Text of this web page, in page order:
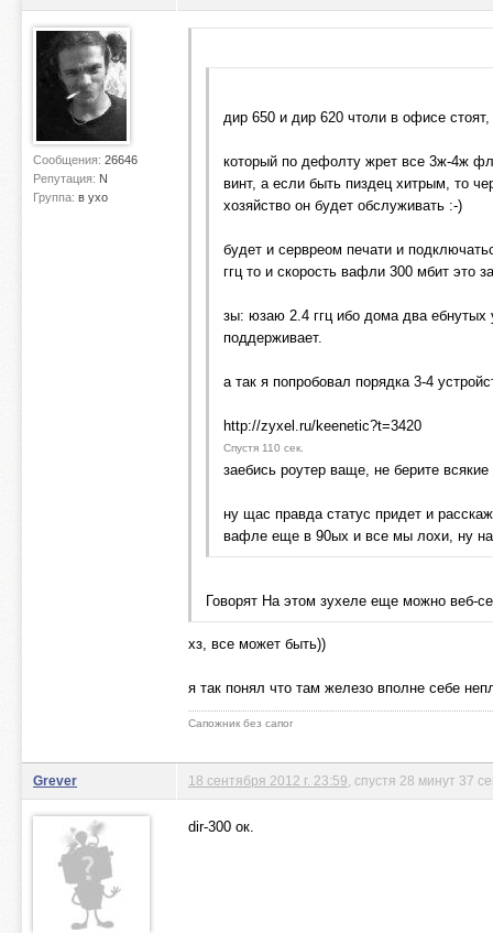
Сообщения: 26646
Репутация: N
Группа: в ухо
дир 650 и дир 620 чтоли в офисе
который по дефолту жрет все 3ж-4ж
винт, а если быть пиздец хитрым, то
хозяйство он будет обслуживать :-)
будет и сервреом печати и
ггц то и скорость вафли 300 мбит это
зы: юзаю 2.4 ггц ибо дома два ебнутых
поддерживает.
а так я попробовал порядка 3-4
http://zyxel.ru/keenetic?t=3420
Спустя 110 сек.
заебись роутер ваще, не берите
ну щас правда статус придет и
вафле еще в 90ых и все мы лохи, ну на
Говорят На этом зухеле еще можно веб-
хз, все может быть))
я так понял что там железо вполне себе
Сапожник без сапог
Grever 18 сентября 2012 г. 23:59 , спустя 28 минут 37
dir-300 ок.